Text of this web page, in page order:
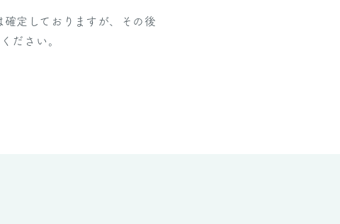
定しておりますが、その後
ださい。